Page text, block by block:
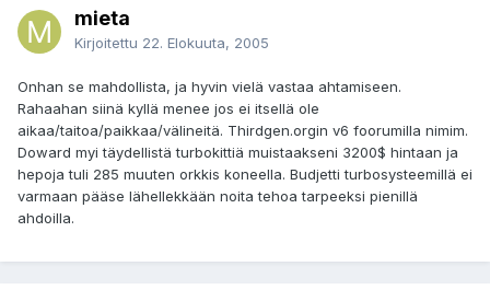
mieta
Kirjoitettu 22. Elokuuta, 2005
Onhan se mahdollista, ja hyvin vielä vastaa ahtamiseen.
Rahaahan siinä kyllä menee jos ei itsellä ole
aikaa/taitoa/paikkaa/välineitä. Thirdgen.orgin v6 foorumilla nimim.
Doward myi täydellistä turbokittiä muistaakseni 3200$ hintaan ja
hepoja tuli 285 muuten orkkis koneella. Budjetti turbosysteemillä ei
varmaan pääse lähellekkään noita tehoa tarpeeksi pienillä
ahdoilla.